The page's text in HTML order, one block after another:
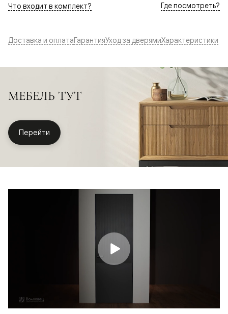
Что входит в комплект? Где посмотреть?
Доставка и оплатаГарантияУход за дверямиХарактеристики
МЕБЕЛЬ ТУТ
Перейти